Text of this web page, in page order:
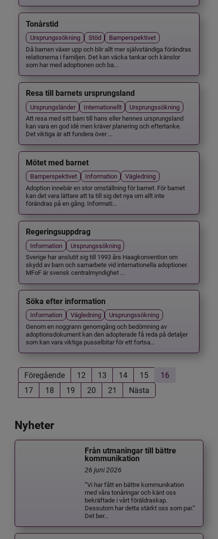
Tonårstid
Ursprungssökning Stöd
Barnperspektivet
Då barnen växer upp och blir allt mer självständiga förändras
relationerna i familjen. Det kan väcka tankar och känslor
som har med adoptionen och ba...
Resa till barnets ursprungsland
Ursprungsländer Internationellt
Ursprungssökning
Att resa med sitt barn till hans eller hennes ursprungsland
kan vara en god idé men kräver planering och eftertanke.
Det viktiga är att fundera över ...
Mötet med barnet
Barnperspektivet Information
Vägledning
Adoption innebär en stor omställning för barnet. För barnet
kan det vara lättare att ta till sig det nya om allt inte
förändras på en gång. Informati...
Regeringsuppdrag
Information
Ursprungssökning
Sverige har anslutit sig till 1993 års Haagkonvention om
skydd av barn och samarbete vid internationella adoptioner.
MFoF är svensk centralmyndighet ...
Söka efter information
Information Vägledning
Ursprungssökning
Genom en noggrann genomgång och bedömning av
adoptionsdokument kan den adopterade få reda på detaljer
som kan vara viktiga pusselbitar för ett fortsa...
Föregående 12 13 14 15
16
17
18 19 20 21 Nästa
Nyheter
Från utmaningar till bättre
kommunikation
26 juni 2026
”Vi har fått en bättre kommunikation
med våra tonåringar och känt oss
bekräftade i vårt föräldraskap.
Dessutom har detta stärkt oss som par.”
Det ber...